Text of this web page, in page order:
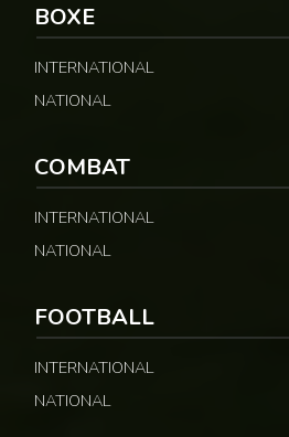
BOXE
INTERNATIONAL
NATIONAL
COMBAT
INTERNATIONAL
NATIONAL
FOOTBALL
INTERNATIONAL
NATIONAL